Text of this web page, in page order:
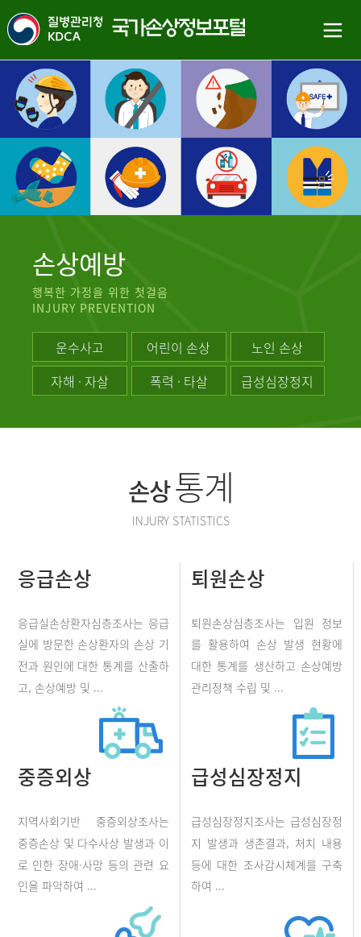
손상예방
행복한 가정을 위한 첫걸음
INJURY PREVENTION
운수사고 어린이 손상
노인 손상
자해 · 자살
폭력 · 타살 급성심장정지
손상통계
INJURY STATISTICS
응급손상
응급실손상환자심층조사는 응급
실에 방문한 손상환자의 손상 기
전과 원인에 대한 통계를 산출하
고, 손상예방 및 ...
퇴원손상
퇴원손상심층조사는 입원 정보
를 활용하여 손상 발생 현황에
대한 통계를 생산하고 손상예방
관리정책 수립 및 ...
중증외상
지역사회기반 중증외상조사는
중증손상 및 다수사상 발생과 이
로 인한 장애·사망 등의 관련 요
인을 파악하여 ...
급성심장정지
급성심장정지조사는 급성심장정
지 발생과 생존결과, 처치 내용
등에 대한 조사감시체계를 구축
하여 ...